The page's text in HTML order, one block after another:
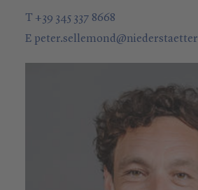
T +39 345 337 8668
E peter.sellemond@niederstaetter